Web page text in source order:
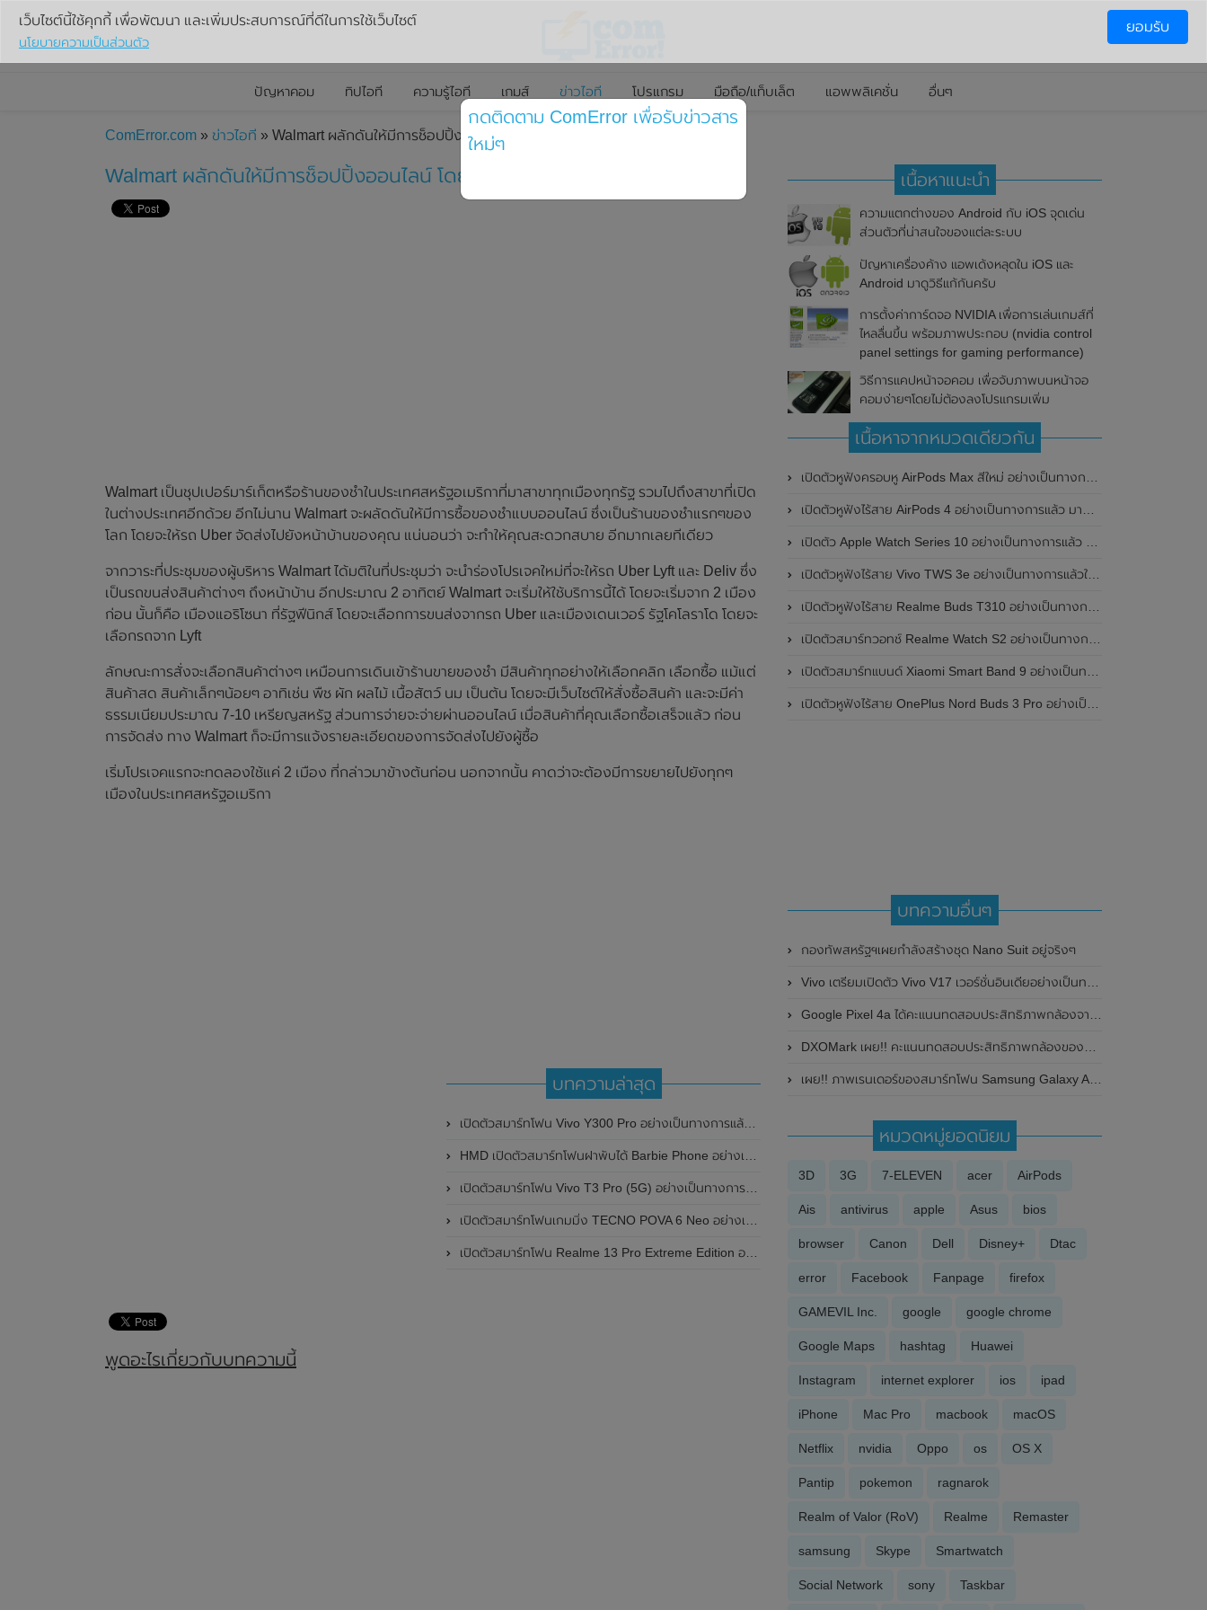
ปัญหาคอม ทิปไอที ความรู้ไอที เกมส์ ข่าวไอที โปรแกรม มือถือ/แท็บเล็ต แอพพลิเคชั่น อื่นๆ
ComError.com » ข่าวไอที » Walmart ผลักดันให้มีการช็อปปิ้งออนไลน์ โดยมีรถ Uber จัดส่งถึงที่
Walmart ผลักดันให้มีการช็อปปิ้งออนไลน์ โดยมีรถ Uber จัดส่งถึงที่
Walmart เป็นชุปเปอร์มาร์เก็ตหรือร้านของชำในประเทศสหรัฐอเมริกาที่มาสาขาทุกเมืองทุกรัฐ รวมไปถึงสาขาที่เปิด
ในต่างประเทศอีกด้วย อีกไม่นาน Walmart จะผลัดดันให้มีการซื้อของชำแบบออนไลน์ ซึ่งเป็นร้านของชำแรกๆของ
โลก โดยจะให้รถ Uber จัดส่งไปยังหน้าบ้านของคุณ แน่นอนว่า จะทำให้คุณสะดวกสบาย อีกมากเลยทีเดียว
จากวาระที่ประชุมของผู้บริหาร Walmart ได้มติในที่ประชุมว่า จะนำร่องโปรเจคใหม่ที่จะให้รถ Uber Lyft และ Deliv ซึ่ง
เป็นรถขนส่งสินค้าต่างๆ ถึงหน้าบ้าน อีกประมาณ 2 อาทิตย์ Walmart จะเริ่มให้ใช้บริการนี้ได้ โดยจะเริ่มจาก 2 เมือง
ก่อน นั้นก็คือ เมืองแอริโซนา ที่รัฐฟีนิกส์ โดยจะเลือกการขนส่งจากรถ Uber และเมืองเดนเวอร์ รัฐโคโลราโด โดยจะ
เลือกรถจาก Lyft
ลักษณะการสั่งจะเลือกสินค้าต่างๆ เหมือนการเดินเข้าร้านขายของชำ มีสินค้าทุกอย่างให้เลือกคลิก เลือกซื้อ แม้แต่
สินค้าสด สินค้าเล็กๆน้อยๆ อาทิเช่น พืช ผัก ผลไม้ เนื้อสัตว์ นม เป็นต้น โดยจะมีเว็บไซต์ให้สั่งซื้อสินค้า และจะมีค่า
ธรรมเนียมประมาณ 7-10 เหรียญสหรัฐ ส่วนการจ่ายจะจ่ายผ่านออนไลน์ เมื่อสินค้าที่คุณเลือกซื้อเสร็จแล้ว ก่อน
การจัดส่ง ทาง Walmart ก็จะมีการแจ้งรายละเอียดของการจัดส่งไปยังผู้ซื้อ
เริ่มโปรเจคแรกจะทดลองใช้แค่ 2 เมือง ที่กล่าวมาข้างต้นก่อน นอกจากนั้น คาดว่าจะต้องมีการขยายไปยังทุกๆ
เมืองในประเทศสหรัฐอเมริกา
บทความล่าสุด
เปิดตัวสมาร์ทโฟน Vivo Y300 Pro อย่างเป็นทางการแล้วในประเทศจีน มาพร้อมดีไซน์พรีเมี่ยม ทนทาน และแบตเตอรี่สุดอึดขนาดใหญ่ 6,500mAh พร้อมรองรับการชาร์จไว 80W
HMD เปิดตัวสมาร์ทโฟนฝาพับได้ Barbie Phone อย่างเป็นทางการแล้ว มาพร้อมธีมสีชมพูสดใส
เปิดตัวสมาร์ทโฟน Vivo T3 Pro (5G) อย่างเป็นทางการแล้วในประเทศอินเดีย
เปิดตัวสมาร์ทโฟนเกมมิ่ง TECNO POVA 6 Neo อย่างเป็นทางการแล้วในประเทศไทย ในราคา 8,499 บาท
เปิดตัวสมาร์ทโฟน Realme 13 Pro Extreme Edition อย่างเป็นทางการแล้วในประเทศจีน
พูดอะไรเกี่ยวกับบทความนี้
เนื้อหาแนะนำ
ความแตกต่างของ Android กับ iOS จุดเด่น
ส่วนตัวที่น่าสนใจของแต่ละระบบ
ปัญหาเครื่องค้าง แอพเด้งหลุดใน iOS และ
Android มาดูวิธีแก้กันครับ
การตั้งค่าการ์ดจอ NVIDIA เพื่อการเล่นเกมส์ที่
ไหลลื่นขึ้น พร้อมภาพประกอบ (nvidia control
panel settings for gaming performance)
วิธีการแคปหน้าจอคอม เพื่อจับภาพบนหน้าจอ
คอมง่ายๆโดยไม่ต้องลงโปรแกรมเพิ่ม
เนื้อหาจากหมวดเดียวกัน
เปิดตัวหูฟังครอบหู AirPods Max สีใหม่ อย่างเป็นทางการแล้ว
เปิดตัวหูฟังไร้สาย AirPods 4 อย่างเป็นทางการแล้ว มาพร้อม ANC และฟีเจอร์ใหม่มากมาย
เปิดตัว Apple Watch Series 10 อย่างเป็นทางการแล้ว มาพร้อมชิปเซ็ตรุ่น S10
เปิดตัวหูฟังไร้สาย Vivo TWS 3e อย่างเป็นทางการแล้วในประเทศอินเดีย มาพร้อมระบบตัดเสียงรบกวน ANC ที่ 30dB , ป้องกันฝุ่นและกันน้ำที่ระดับ IP54 , แบตเตอรี่สามารถใช้งานนานสูงสุด 36 ชั่วโมง
เปิดตัวหูฟังไร้สาย Realme Buds T310 อย่างเป็นทางการในประเทศอินเดีย มาพร้อมระบบตัดเสียงรบกวน ANC สูงสุด 46dB , เสียงรอบทิศทาง 360 องศา , แบตเตอรี่สามารถใช้งานได้นานสูงสุด 40 ชั่วโมง
เปิดตัวสมาร์ทวอทช์ Realme Watch S2 อย่างเป็นทางการในประเทศอินเดีย มาพร้อมตัวเรือนสแตนเลสสตีล , หน้าจอแสดงผล AMOLED ขนาด 1.43 นิ้ว , แบตเตอรี่ขนาดใหญ่ใช้งานได้นาน 20 วัน และรองรับคำสั่งเสียง Super AI Engine ที่ขับเคลื่อนโดย ChatGPT
เปิดตัวสมาร์ทแบนด์ Xiaomi Smart Band 9 อย่างเป็นทางการแล้ว มาพร้อมหน้าจอ AMOLED ขนาด 1.62 นิ้ว , ตัวเรือนเป็นโลหะ และแบตเตอรี่สุดอึดสามารถใช้งานได้นานถึง 21 วัน
เปิดตัวหูฟังไร้สาย OnePlus Nord Buds 3 Pro อย่างเป็นทางการแล้ว มาพร้อมระบบตัดเสียงรบกวน (ANC) สามารถลดเสียงรบกวนได้ 49dB และแบตเตอรี่สุดอึดใช้งานได้นานสูงสุดถึง 44 ชั่วโมง
บทความอื่นๆ
กองทัพสหรัฐฯเผยกำลังสร้างชุด Nano Suit อยู่จริงๆ
Vivo เตรียมเปิดตัว Vivo V17 เวอร์ชั่นอินเดียอย่างเป็นทางการ
Google Pixel 4a ได้คะแนนทดสอบประสิทธิภาพกล้องจาก DxOMark รวม 111 คะแนน
DXOMark เผย!! คะแนนทดสอบประสิทธิภาพกล้องของสมาร์ทโฟน Google Pixel 6 Pro ติดอันดับที่ 7 ได้คะแนนรวม 135 คะแนน
เผย!! ภาพเรนเดอร์ของสมาร์ทโฟน Samsung Galaxy A25 (5G) โชว์ดีไซน์ที่คุ้นเคยคล้าย Samsung Galaxy A24 (4G)
หมวดหมู่ยอดนิยม
3D 3G 7-ELEVEN acer AirPods
Ais antivirus apple Asus bios
browser Canon Dell Disney+ Dtac
error Facebook Fanpage firefox
GAMEVIL Inc. google google chrome
Google Maps hashtag Huawei
Instagram internet explorer ios ipad
iPhone Mac Pro macbook macOS
Netflix nvidia Oppo os OS X
Pantip pokemon ragnarok
Realm of Valor (RoV) Realme Remaster
samsung Skype Smartwatch
Social Network sony Taskbar
เว็บไซต์นี้ใช้คุกกี้ เพื่อพัฒนา และเพิ่มประสบการณ์ที่ดีในการใช้เว็บไซต์
นโยบายความเป็นส่วนตัว
ยอมรับ
กดติดตาม ComError เพื่อรับข่าวสาร
ใหม่ๆ